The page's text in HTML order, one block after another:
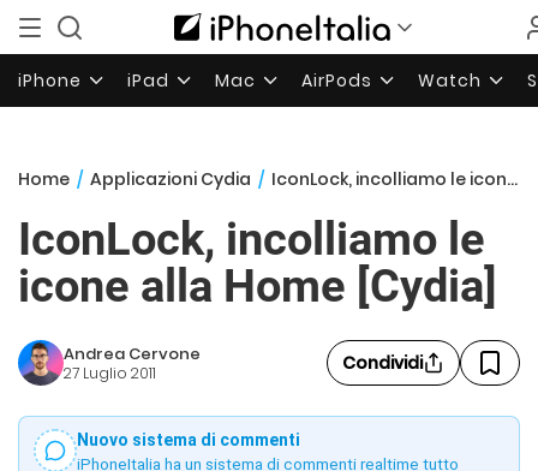
iPhone iPad Mac AirPods Watch
Home / Applicazioni Cydia / IconLock, incolliamo le icone alla Home [Cydia]
IconLock, incolliamo le
icone alla Home [Cydia]
Andrea Cervone
27 Luglio 2011 Condividi
Nuovo sistema di commenti
iPhoneItalia ha un sistema di commenti realtime tutto